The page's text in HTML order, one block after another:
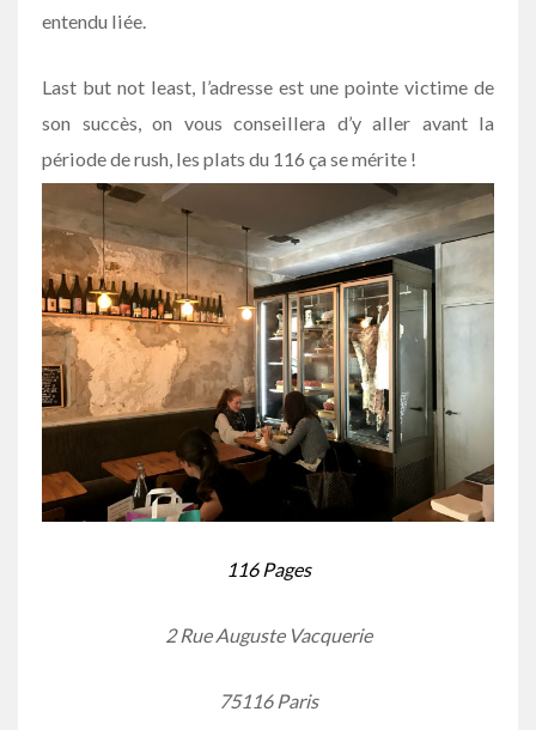
entendu liée.
Last but not least, l’adresse est une pointe victime de
son succès, on vous conseillera d’y aller avant la
période de rush, les plats du 116 ça se mérite !
116 Pages
2 Rue Auguste Vacquerie
75116 Paris